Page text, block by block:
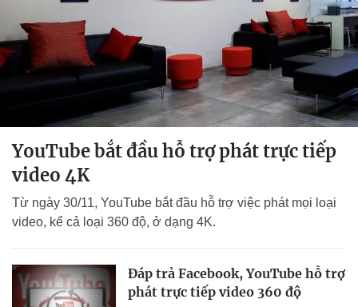
YouTube bắt đầu hỗ trợ phát trực tiếp
video 4K
Từ ngày 30/11, YouTube bắt đầu hỗ trợ việc phát mọi loại
video, kể cả loại 360 độ, ở dạng 4K.
Đáp trả Facebook, YouTube hỗ trợ
phát trực tiếp video 360 độ